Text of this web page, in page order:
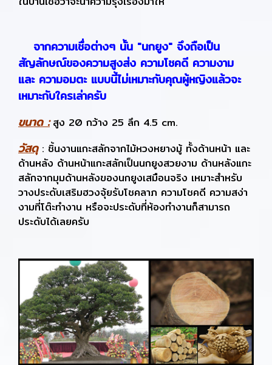
จากความเชื่อต่างๆ นั้น "นกยูง" จึงถือเป็น
สัญลักษณ์ของความสูงส่ง ความโชคดี ความงาม
และ ความอมตะ แบบนี้ไม่เหมาะกับคุณผู้หญิงแล้วจะ
เหมาะกับใครเล่าครับ
ขนาด : สูง 20 กว้าง 25 ลึก 4.5 cm.
วัสดุ: ชิ้นงานแกะสลักจากไม้หวงหยางมู้ ทั้งด้านหน้า และ
ด้านหลัง ด้านหน้าแกะสลักเป็นนกยูงสวยงาม ด้านหลังแกะ
สลักจากมุมด้านหลังของนกยูงเสมือนจริง เหมาะสำหรับ
วางประดับเสริมฮวงจุ้ยรับโชคลาภ ความโชคดี ความสง่า
งามที่โต๊ะทำงาน หรือจะประดับที่ห้องทำงานก็สามารถ
ประดับได้เลยครับ